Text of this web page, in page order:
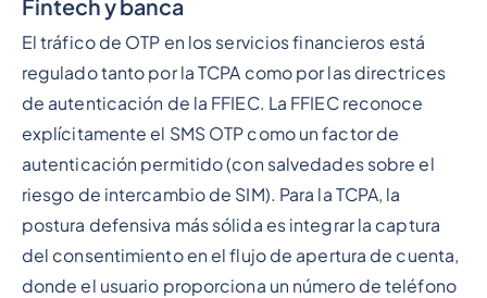
Fintech y banca
El tráfico de OTP en los servicios financieros está
regulado tanto por la TCPA como por las directrices
de autenticación de la FFIEC. La FFIEC reconoce
explícitamente el SMS OTP como un factor de
autenticación permitido (con salvedades sobre el
riesgo de intercambio de SIM). Para la TCPA, la
postura defensiva más sólida es integrar la captura
del consentimiento en el flujo de apertura de cuenta,
donde el usuario proporciona un número de teléfono